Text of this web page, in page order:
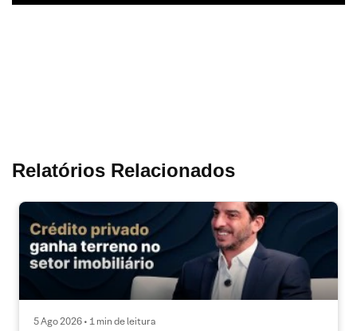
Relatórios Relacionados
5 Ago 2026 • 1 min de leitura